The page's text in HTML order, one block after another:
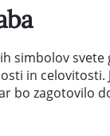
simbolov
in
bo zagotovilo